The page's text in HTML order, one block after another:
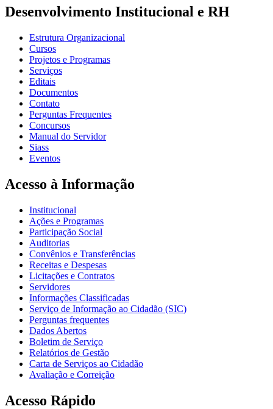
Desenvolvimento Institucional e RH
Estrutura Organizacional
Cursos
Projetos e Programas
Serviços
Editais
Documentos
Contato
Perguntas Frequentes
Concursos
Manual do Servidor
Siass
Eventos
Acesso à Informação
Institucional
Ações e Programas
Participação Social
Auditorias
Convênios e Transferências
Receitas e Despesas
Licitações e Contratos
Servidores
Informações Classificadas
Serviço de Informação ao Cidadão (SIC)
Perguntas frequentes
Dados Abertos
Boletim de Serviço
Relatórios de Gestão
Carta de Serviços ao Cidadão
Avaliação e Correição
Acesso Rápido